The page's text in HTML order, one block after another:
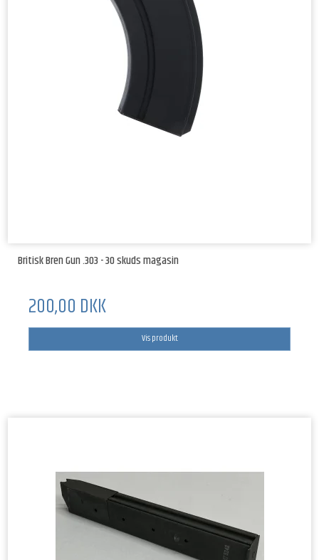
Britisk Bren Gun .303 - 30 skuds magasin
200,00 DKK
Vis produkt